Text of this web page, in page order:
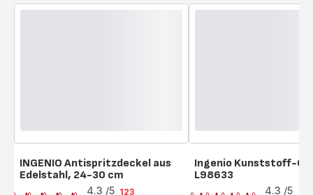
INGENIO Antispritzdeckel aus
Edelstahl, 24-30 cm
Bewertung
4.3 /5 123
Ingenio Kunststoff-
L98633
Bewertung
4.3 /5